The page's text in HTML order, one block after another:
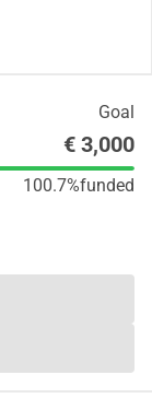
Goal
€ 3,000
100.7%funded